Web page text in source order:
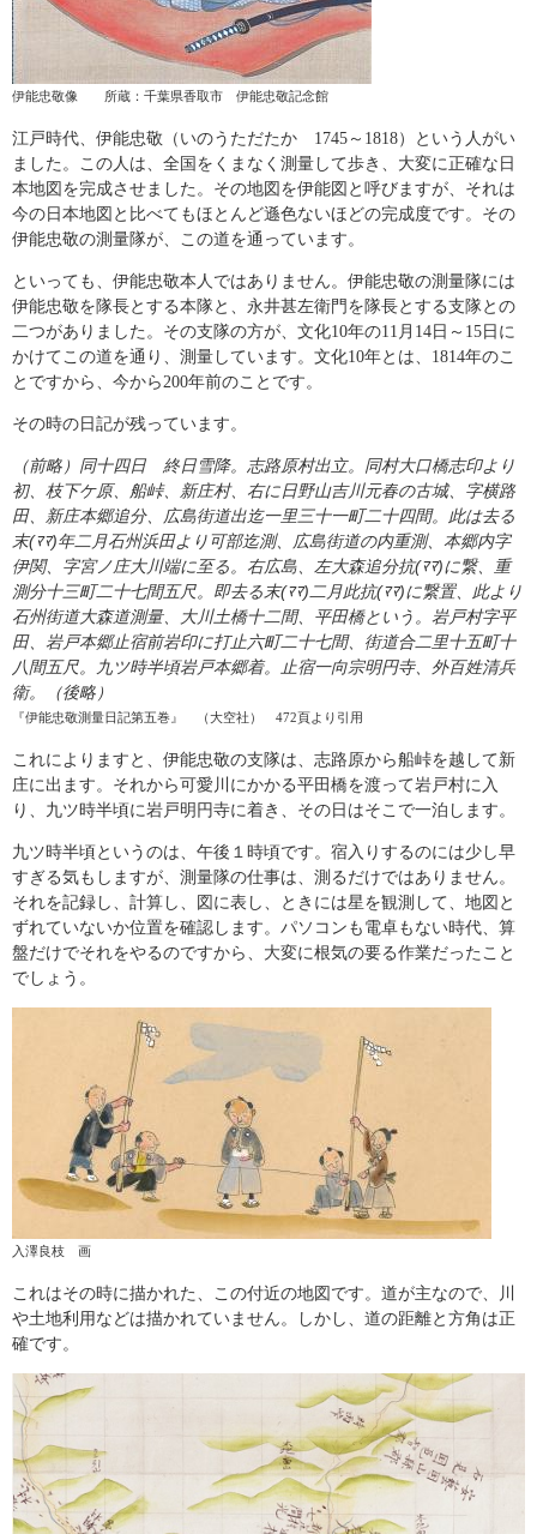
伊能忠敬像 所蔵：千葉県香取市 伊能忠敬記念館
江戸時代、伊能忠敬（いのうただたか 1745～1818）という人がい
ました。この人は、全国をくまなく測量して歩き、大変に正確な日
本地図を完成させました。その地図を伊能図と呼びますが、それは
今の日本地図と比べてもほとんど遜色ないほどの完成度です。その
伊能忠敬の測量隊が、この道を通っています。
といっても、伊能忠敬本人ではありません。伊能忠敬の測量隊には
伊能忠敬を隊長とする本隊と、永井甚左衛門を隊長とする支隊との
二つがありました。その支隊の方が、文化10年の11月14日～15日に
かけてこの道を通り、測量しています。文化10年とは、1814年のこ
とですから、今から200年前のことです。
その時の日記が残っています。
（前略）同十四日 終日雪降。志路原村出立。同村大口橋志印より
初、枝下ケ原、船峠、新庄村、右に日野山吉川元春の古城、字横路
田、新庄本郷追分、広島街道出迄一里三十一町二十四間。此は去る
末(ﾏﾏ)年二月石州浜田より可部迄測、広島街道の内重測、本郷内字
伊関、字宮ノ庄大川端に至る。右広島、左大森追分抗(ﾏﾏ)に繋、重
測分十三町二十七間五尺。即去る末(ﾏﾏ)二月此抗(ﾏﾏ)に繋置、此より
石州街道大森道測量、大川土橋十二間、平田橋という。岩戸村字平
田、岩戸本郷止宿前岩印に打止六町二十七間、街道合二里十五町十
八間五尺。九ツ時半頃岩戸本郷着。止宿一向宗明円寺、外百姓清兵
衛。（後略）
『伊能忠敬測量日記第五巻』 （大空社） 472頁より引用
これによりますと、伊能忠敬の支隊は、志路原から船峠を越して新
庄に出ます。それから可愛川にかかる平田橋を渡って岩戸村に入
り、九ツ時半頃に岩戸明円寺に着き、その日はそこで一泊します。
九ツ時半頃というのは、午後１時頃です。宿入りするのには少し早
すぎる気もしますが、測量隊の仕事は、測るだけではありません。
それを記録し、計算し、図に表し、ときには星を観測して、地図と
ずれていないか位置を確認します。パソコンも電卓もない時代、算
盤だけでそれをやるのですから、大変に根気の要る作業だったこと
でしょう。
入澤良枝 画
これはその時に描かれた、この付近の地図です。道が主なので、川
や土地利用などは描かれていません。しかし、道の距離と方角は正
確です。